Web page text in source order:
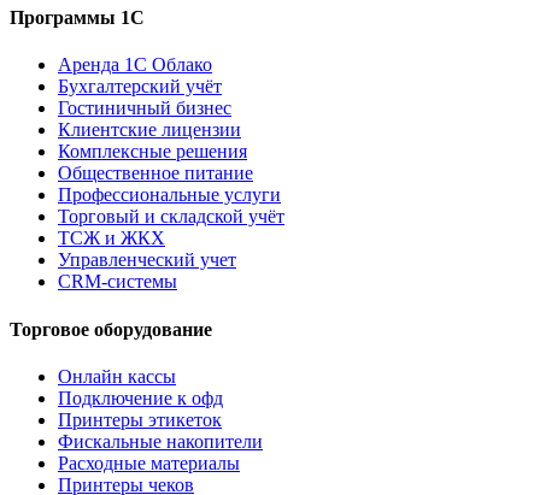
Программы 1С
Аренда 1С Облако
Бухгалтерский учёт
Гостиничный бизнес
Клиентские лицензии
Комплексные решения
Общественное питание
Профессиональные услуги
Торговый и складской учёт
ТСЖ и ЖКХ
Управленческий учет
CRM-системы
Торговое оборудование
Онлайн кассы
Подключение к офд
Принтеры этикеток
Фискальные накопители
Расходные материалы
Принтеры чеков